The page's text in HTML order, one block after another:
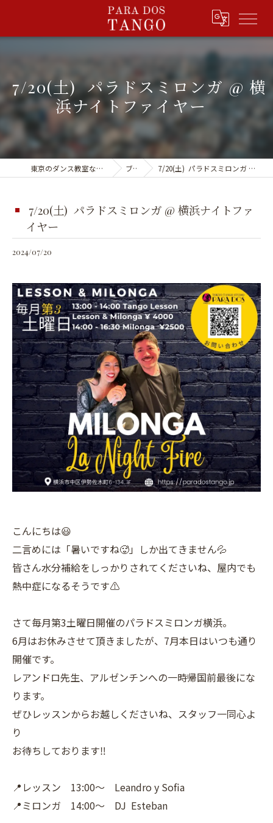
7/20(土) パラドスミロンガ @ 横
浜ナイトファイヤー
東京のダンス教室ならPARA DOS TANGO ブログ 7/20(土) パラドスミロンガ @ 横浜ナイトファイヤー
7/20(土) パラドスミロンガ @ 横浜ナイトファ
イヤー
2024/07/20
こんにちは😃
二言めには「暑いですね🥵」しか出てきません💦
皆さん水分補給をしっかりされてくださいね、屋内でも
熱中症になるそうです⚠️
さて毎月第3土曜日開催のパラドスミロンガ横浜。
6月はお休みさせて頂きましたが、7月本日はいつも通り
開催です。
レアンドロ先生、アルゼンチンへの一時帰国前最後にな
ります。
ぜひレッスンからお越しくださいね、スタッフ一同心よ
り
お待ちしております‼️
📍レッスン 13:00〜 Leandro y Sofia
📍ミロンガ 14:00〜 DJ Esteban